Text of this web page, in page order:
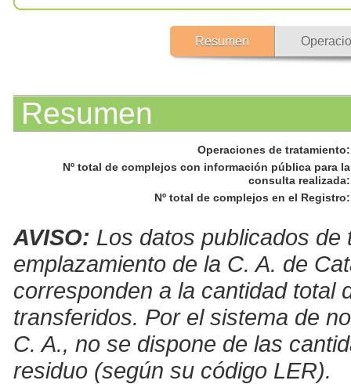
Resumen
Resumen
Operaciones de tratamiento:
Nº total de complejos con información pública para la
consulta realizada:
Nº total de complejos en el Registro:
AVISO: Los datos publicados
emplazamiento de la C. A. de
corresponden a la cantidad total
transferidos. Por el sistema de
C. A., no se dispone de las
residuo (según su código LER).